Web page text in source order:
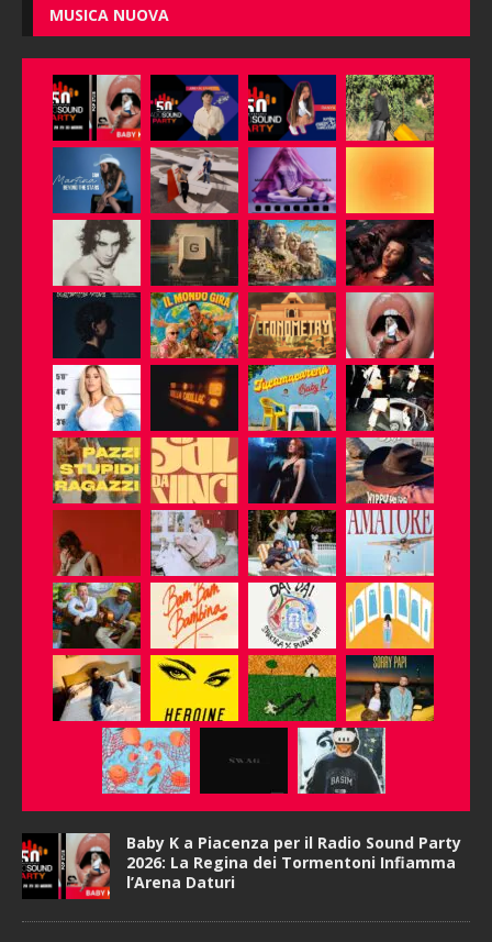
MUSICA NUOVA
Baby K a Piacenza per il Radio Sound Party
2026: La Regina dei Tormentoni Infiamma
l’Arena Daturi